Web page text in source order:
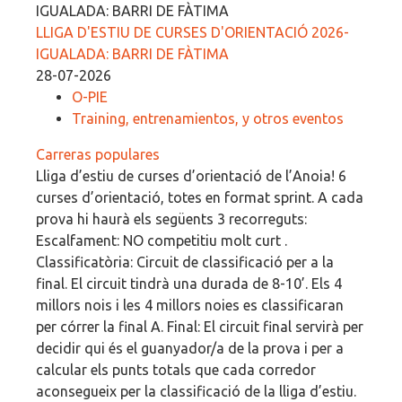
LLIGA D'ESTIU DE CURSES D'ORIENTACIÓ 2026-
IGUALADA: BARRI DE FÀTIMA
28-07-2026
O-PIE
Training, entrenamientos, y otros eventos
Carreras populares
Lliga d’estiu de curses d’orientació de l’Anoia! 6
curses d’orientació, totes en format sprint. A cada
prova hi haurà els següents 3 recorreguts:
Escalfament: NO competitiu molt curt .
Classificatòria: Circuit de classificació per a la
final. El circuit tindrà una durada de 8-10’. Els 4
millors nois i les 4 millors noies es classificaran
per córrer la final A. Final: El circuit final servirà per
decidir qui és el guanyador/a de la prova i per a
calcular els punts totals que cada corredor
aconsegueix per la classificació de la lliga d’estiu.